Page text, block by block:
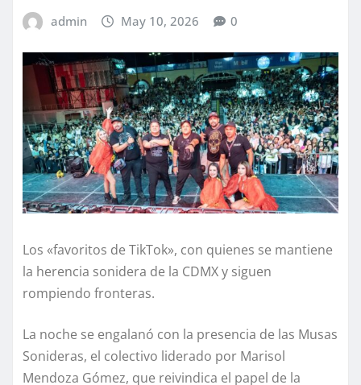
admin May 10, 2026 0
Los «favoritos de TikTok», con quienes se mantiene
la herencia sonidera de la CDMX y siguen
rompiendo fronteras.
​La noche se engalanó con la presencia de las Musas
Sonideras, el colectivo liderado por Marisol
Mendoza Gómez, que reivindica el papel de la